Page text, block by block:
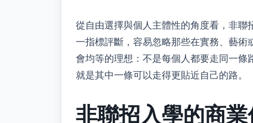
從自由選擇與個人主體性的角度看，非
一指標評斷，容易忽略那些在實務、藝
會均等的理想：不是每個人都要走同一
就是其中一條可以走得更貼近自己的路。
非聯招入學的商